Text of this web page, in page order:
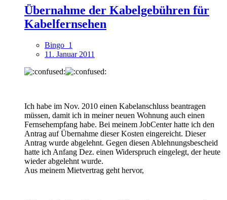
Übernahme der Kabelgebühren für
Kabelfernsehen
Bingo_1
11. Januar 2011
Ich habe im Nov. 2010 einen Kabelanschluss beantragen
müssen, damit ich in meiner neuen Wohnung auch einen
Fernsehempfang habe. Bei meinem JobCenter hatte ich den
Antrag auf Übernahme dieser Kosten eingereicht. Dieser
Antrag wurde abgelehnt. Gegen diesen Ablehnungsbescheid
hatte ich Anfang Dez. einen Widerspruch eingelegt, der heute
wieder abgelehnt wurde.
Aus meinem Mietvertrag geht hervor,